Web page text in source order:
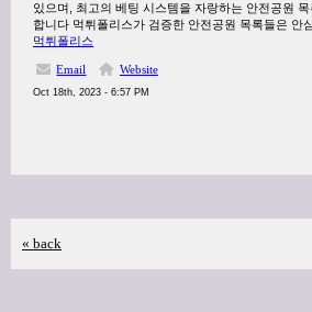
있으며, 최고의 베팅 시스템을 자랑하는 안전공원
합니다 먹튀폴리스가 검증한 안전공원 목록들은 안
먹튀폴리스
Email Website
Oct 18th, 2023 - 6:57 PM
« back